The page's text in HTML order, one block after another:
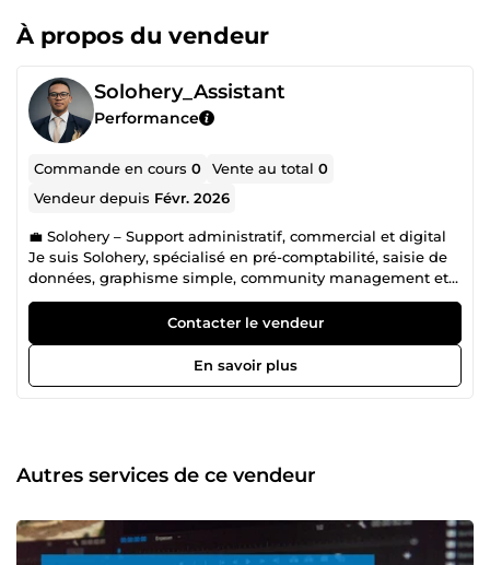
À propos du vendeur
Solohery_Assistant
Performance
Commande en cours0 Vente au total0
Vendeur depuis Févr. 2026
💼 Solohery – Support administratif, commercial et digital
Je suis Solohery, spécialisé en pré-comptabilité, saisie de
données, graphisme simple, community management et
prospection. J’accompagne les entreprises dans
l’organisation de leurs données, leur communication
digitale et leur développement commercial. 📊 Pré-
comptabilité &amp; Saisie 📄 Saisie de données
administratives et comptables 📑 Classement et
sociaux, flyers, publications) 📱 Publication et gestion de
pages réseaux sociaux 💬 Réponse aux messages et
☎️ Prospection téléphonique ou digitale 📋 Qualification de
prospects 🤝 Suivi client basique 💰 Tarif 👉 10 € la
Contacter le vendeur
En savoir plus
Autres services de ce vendeur